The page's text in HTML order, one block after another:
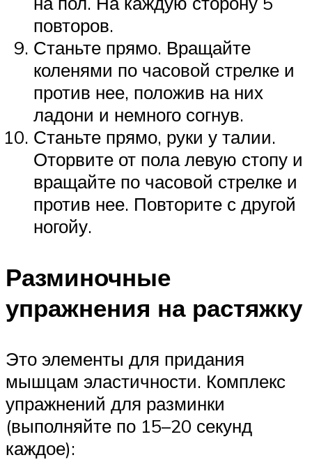
повторов.
Станьте прямо. Вращайте
коленями по часовой стрелке и
против нее, положив на них
ладони и немного согнув.
Станьте прямо, руки у талии.
Оторвите от пола левую стопу и
вращайте по часовой стрелке и
против нее. Повторите с другой
ногойу.
Разминочные
упражнения на растяжку
Это элементы для придания
мышцам эластичности. Комплекс
упражнений для разминки
(выполняйте по 15–20 секунд
каждое):